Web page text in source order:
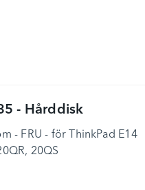
- Hårddisk
- FRU - för ThinkPad E14
20QS